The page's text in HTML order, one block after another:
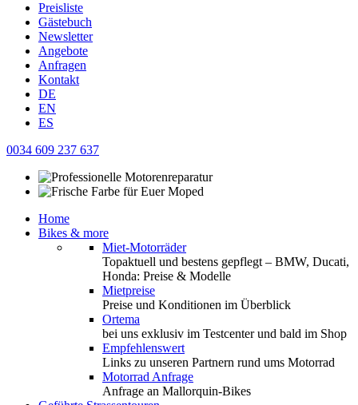
Preisliste
Gästebuch
Newsletter
Angebote
Anfragen
Kontakt
DE
EN
ES
0034 609 237 637
Home
Bikes & more
Miet-Motorräder
Topaktuell und bestens gepflegt – BMW, Ducati,
Honda: Preise & Modelle
Mietpreise
Preise und Konditionen im Überblick
Ortema
bei uns exklusiv im Testcenter und bald im Shop
Empfehlenswert
Links zu unseren Partnern rund ums Motorrad
Motorrad Anfrage
Anfrage an Mallorquin-Bikes